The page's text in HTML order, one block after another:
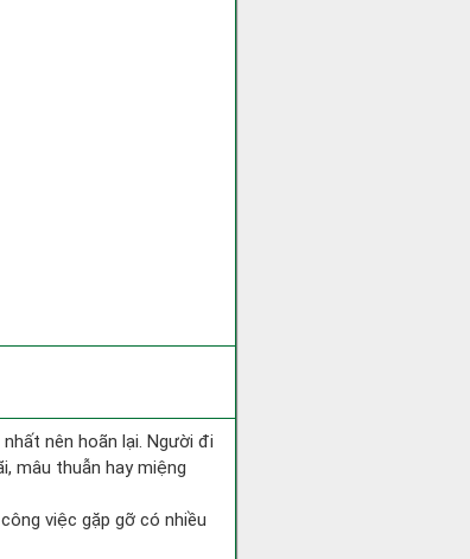
nên hoãn lại. Người đi
mâu thuẫn hay miệng
việc gặp gỡ có nhiều